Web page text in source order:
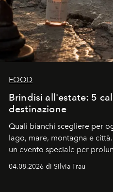
FOOD
Brindisi all'estate: 5
destinazione
Quali bianchi scegliere per
lago, mare, montagna e
un evento speciale per
04.08.2026 di Silvia Frau